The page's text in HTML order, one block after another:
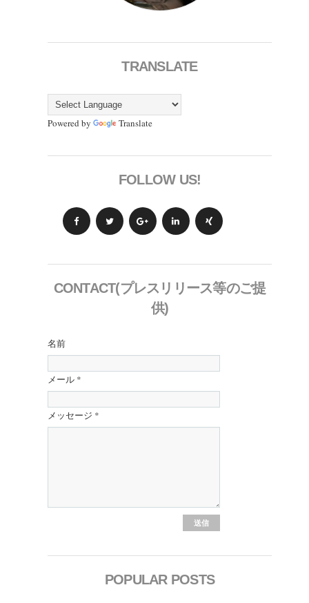
TRANSLATE
Powered by Translate
FOLLOW US!
CONTACT(プレスリリース等のご提
供)
名前
メール *
メッセージ *
POPULAR POSTS